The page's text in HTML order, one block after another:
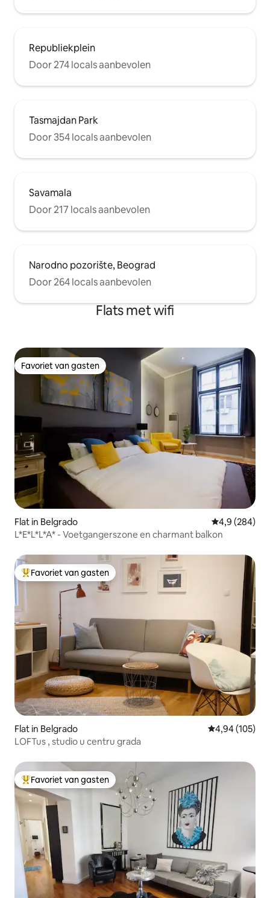
Republiekplein
Door 274 locals aanbevolen
Tasmajdan Park
Door 354 locals aanbevolen
Savamala
Door 217 locals aanbevolen
Narodno pozorište, Beograd
Door 264 locals aanbevolen
Flats met wifi
Favoriet van gasten
Favoriet van gasten
Flat in Belgrado Gemiddelde
4,9 (284)
L*E*L*L*A* - Voetgangerszone en charmant balkon
Topfavoriet van gasten
Favoriet van gasten
Flat in Belgrado Gemiddelde
4,94 (105)
LOFTus , studio u centru grada
Topfavoriet van gasten
Favoriet van gasten